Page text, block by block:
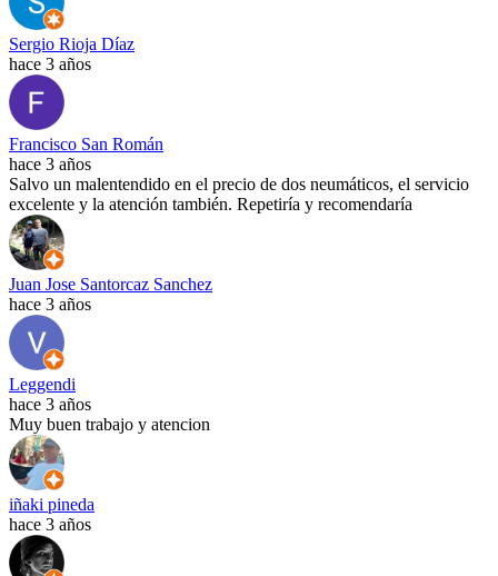
Sergio Rioja Díaz
hace 3 años
Francisco San Román
hace 3 años
Salvo un malentendido en el precio de dos neumáticos, el servicio
excelente y la atención también. Repetiría y recomendaría
Juan Jose Santorcaz Sanchez
hace 3 años
Leggendi
hace 3 años
Muy buen trabajo y atencion
iñaki pineda
hace 3 años